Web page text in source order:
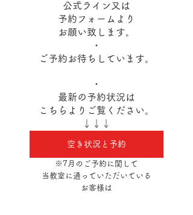
公式ライン又は
予約フォームより
お願い致します。
・
ご予約お待ちしています。
・
最新の予約状況は
こちらよりご覧ください。
↓↓↓
空き状況と予約
※7月のご予約に関して
当教室に通っていただいている
お客様は